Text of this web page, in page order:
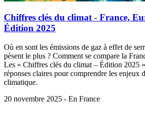
Chiffres clés du climat - France,
Édition 2025
Où en sont les émissions de gaz à effet de
pèsent le plus ? Comment se compare la
Les « Chiffres clés du climat – Édition 2025
réponses claires pour comprendre les enjeux
climatique.
20 novembre 2025 - En France